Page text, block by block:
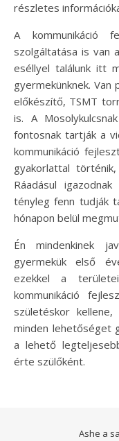
részletes
A kommunikáció
szolgáltatása is van
eséllyel találunk itt
gyermekünknek. Van
előkészítő, TSMT
is. A
fontosnak tartják a
kommunikáció
gyakorlattal
Ráadásul
tényleg fenn tudják
hónapon belül
Én mindenkinek
gyermekük első
ezekkel a
kommunikáció
születéskor
minden lehetőséget
a lehető
érte szülőként.
Ashe a